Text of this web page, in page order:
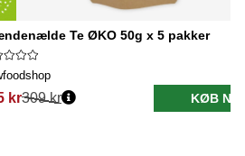
Te ØKO 50g x 5 pakker
kr309 kr KØB NU